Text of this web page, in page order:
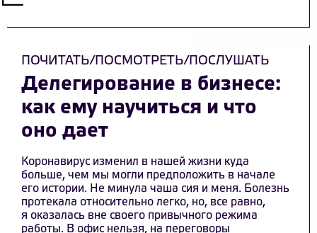
ПОЧИТАТЬ/ПОСМОТРЕТЬ/ПОСЛУШАТЬ
Делегирование в бизнесе:
как ему научиться и что
оно дает
Коронавирус изменил в нашей жизни куда
больше, чем мы могли предположить в начале
его истории. Не минула чаша сия и меня. Болезнь
протекала относительно легко, но, все равно,
я оказалась вне своего привычного режима
работы. В офис нельзя, на переговоры